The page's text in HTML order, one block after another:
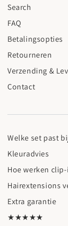
Search
FAQ
Betalingsopties
Retourneren
Verzending &
Contact
Welke set past
Kleuradvies
Hoe werken clip-
Hairextensions
Extra garantie
★★★★★